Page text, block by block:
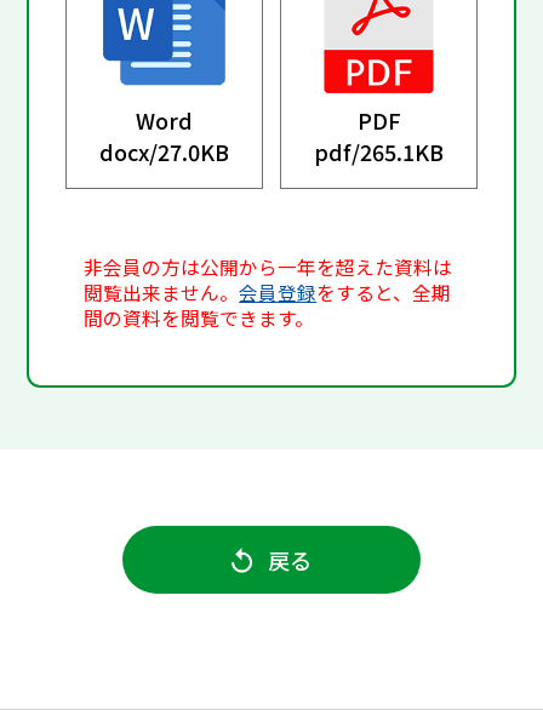
Word
docx/27.0KB
PDF
pdf/265.1KB
非会員の方は公開から一年を超えた資料は
閲覧出来ません。会員登録をすると、全期
間の資料を閲覧できます。
戻る